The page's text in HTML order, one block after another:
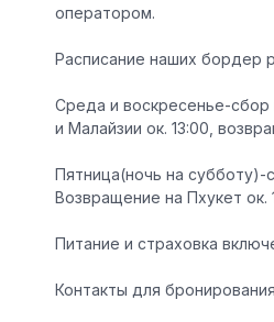
оператором.
Расписание наших бордер
Среда и воскресенье-сбор
и Малайзии ок. 13:00,
Пятница(ночь на субботу)-
Возвращение на Пхукет ок.
Питание и страховка
Контакты для